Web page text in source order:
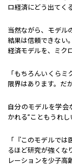
ロ経済にどう出てく
当然ながら、モデル
結果は信頼できない
経済モデルを、ミク
「もちろんいくらミ
限界はあります。だ
自分のモデルを学会
かれる”こともうれし
「『このモデルで
るほど研究が強くな
レーションを少子高